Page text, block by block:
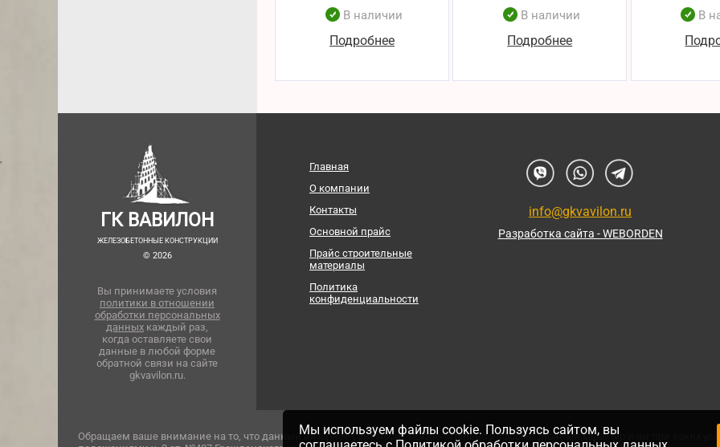
В наличии
Подробнее
В наличии
Подробнее
В
ГК ВАВИЛОН
ЖЕЛЕЗОБЕТОННЫЕ КОНСТРУКЦИИ
© 2026
Вы принимаете условия
политики в отношении
обработки персональных
данных каждый раз,
когда оставляете свои
данные в любой форме
обратной связи на сайте
gkvavilon.ru.
Главная
О компании
Контакты
Основной прайс
Прайс строительные
материалы
Политика
конфиденциальности
info@gkvavilon.ru
Разработка сайта - WEBORDEN
Обращаем ваше внимание на то, что данный интернет-сайт носит исключительно информационный характер и ни при каких
Мы используем файлы cookie. Пользуясь сайтом, вы